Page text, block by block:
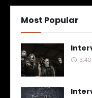
Most Popular
3:40